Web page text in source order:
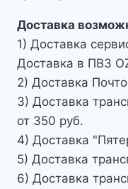
Доставка
1) Доставка
Доставка в ПВЗ
2) Доставка
3) Доставка
от 350 руб.
4) Доставка
5) Доставка
6) Доставка